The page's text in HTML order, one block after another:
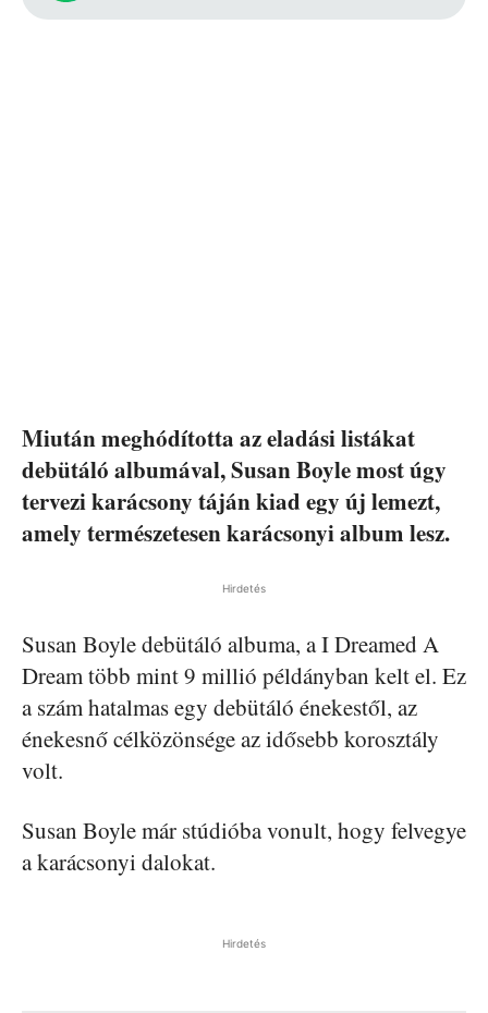
Miután meghódította az eladási listákat
debütáló albumával, Susan Boyle most úgy
tervezi karácsony táján kiad egy új lemezt,
amely természetesen karácsonyi album lesz.
Hirdetés
Susan Boyle debütáló albuma, a I Dreamed A
Dream több mint 9 millió példányban kelt el. Ez
a szám hatalmas egy debütáló énekestől, az
énekesnő célközönsége az idősebb korosztály
volt.
Susan Boyle már stúdióba vonult, hogy felvegye
a karácsonyi dalokat.
Hirdetés